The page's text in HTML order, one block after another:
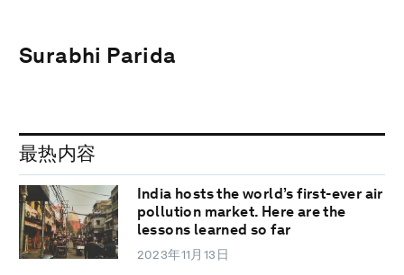
Surabhi Parida
最热内容
India hosts the world’s first-ever air
pollution market. Here are the
lessons learned so far
2023年11月13日